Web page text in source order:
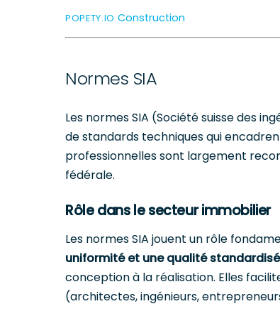
POPETY.IO Construction
Normes SIA
Les normes SIA (Société suisse des
de standards techniques qui
professionnelles sont largement
fédérale.
Rôle dans le secteur immobilier
Les normes SIA jouent un rôle
uniformité et une qualité
conception à la réalisation. Elles
(architectes, ingénieurs,